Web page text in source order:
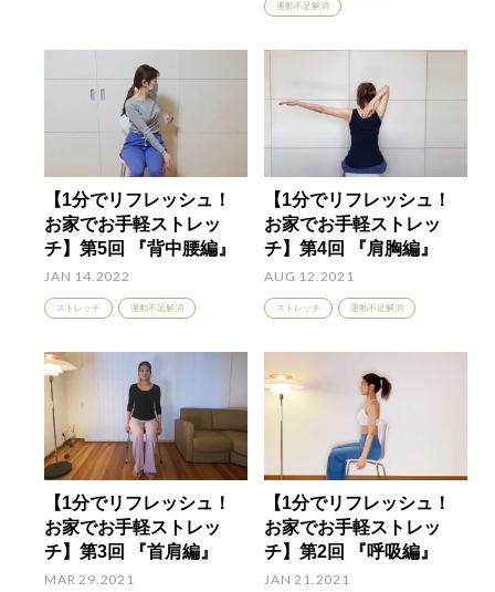
運動不足解消
【1分でリフレッシュ！
お家でお手軽ストレッ
チ】第5回 『背中腰編』
JAN 14.2022
ストレッチ 運動不足解消
【1分でリフレッシュ！
お家でお手軽ストレッ
チ】第4回 『肩胸編』
AUG 12.2021
ストレッチ 運動不足解消
【1分でリフレッシュ！
お家でお手軽ストレッ
チ】第3回 『首肩編』
MAR 29.2021
【1分でリフレッシュ！
お家でお手軽ストレッ
チ】第2回 『呼吸編』
JAN 21.2021